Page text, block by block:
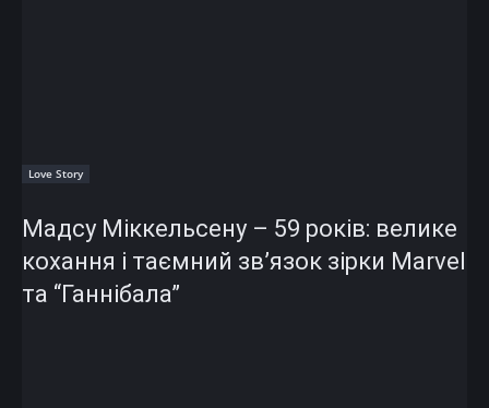
Love Story
Мадсу Міккельсену – 59 років: велике
кохання і таємний зв’язок зірки Marvel
та “Ганнібала”